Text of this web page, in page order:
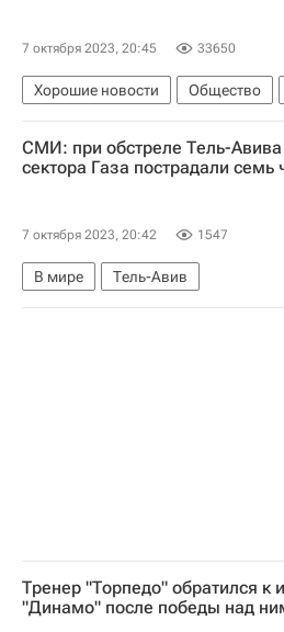
7 октября 2023, 20:45 33650
Хорошие новости Общество
Россия
Псковская область
Владимир Путин
СМИ: при обстреле Тель-Авива
сектора Газа пострадали семь
7 октября 2023, 20:42 1547
В мире
Тель-Авив
Тренер "Торпедо" обратился к
"Динамо" после победы над